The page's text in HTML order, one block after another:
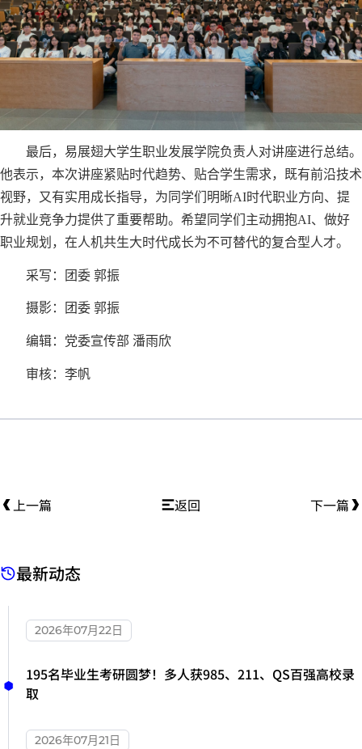
最后，易展翅大学生职业发展学院负责人对讲座进行总结。
他表示，本次讲座紧贴时代趋势、贴合学生需求，既有前沿技术
视野，又有实用成长指导，为同学们明晰AI时代职业方向、提
升就业竞争力提供了重要帮助。希望同学们主动拥抱AI、做好
职业规划，在人机共生大时代成长为不可替代的复合型人才。
采写：团委 郭振
摄影：团委 郭振
编辑：党委宣传部 潘雨欣
审核：李帆
上一篇 返回 下一篇
最新动态
2026年07月22日
195名毕业生考研圆梦！多人获985、211、QS百强高校录
取
2026年07月21日